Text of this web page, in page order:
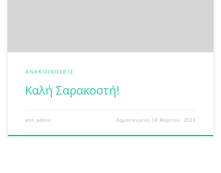
ΑΝΑΚΟΙΝΏΣΕΙΣ
Καλή Σαρακοστή!
από admin δημοσιευμένο 18 Μαρτίου, 2024